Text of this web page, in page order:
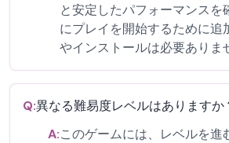
と安定したパフォーマンスを
にプレイを開始するために追
やインストールは必要ありま
Q:異なる難易度レベルはありますか
A:このゲームには、レベルを進